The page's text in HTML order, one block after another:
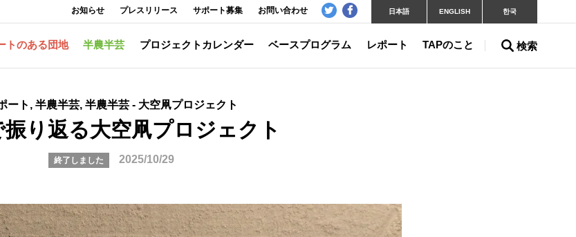
トのある団地 半農半芸 プロジェクトカレンダー ベースプログラム レポート TAPのこと 検索
お知らせ プレスリリース サポート募集 お問い合わせ 日本語 ENGLISH 한국
ート, 半農半芸, 半農半芸 - 大空凧プロジェクト
振り返る大空凧プロジェクト
終了しました 2025/10/29